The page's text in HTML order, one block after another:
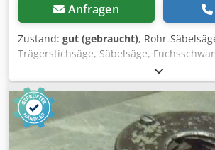
Anfragen
Zustand: gut (gebraucht), Rohr-
Trägerstichsäge, Säbelsäge,
Repfx Accskr -Ideal für Sägearbeiten
feuchten Räumen und Schächten
elektrische Säbelsägen nicht zugelassen
Abgabeleistung: 1000 W -Stahlrohre: bis
im Koffer -Anzahl: 4x Sägen vorhanden -
Abmessungen: 690/200/H120 mm -